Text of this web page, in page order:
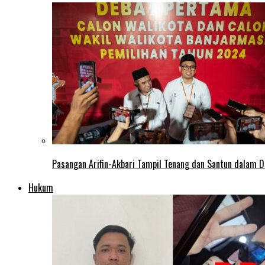
Pasangan Arifin-Akbari Tampil Tenang dan Santun dalam
Hukum